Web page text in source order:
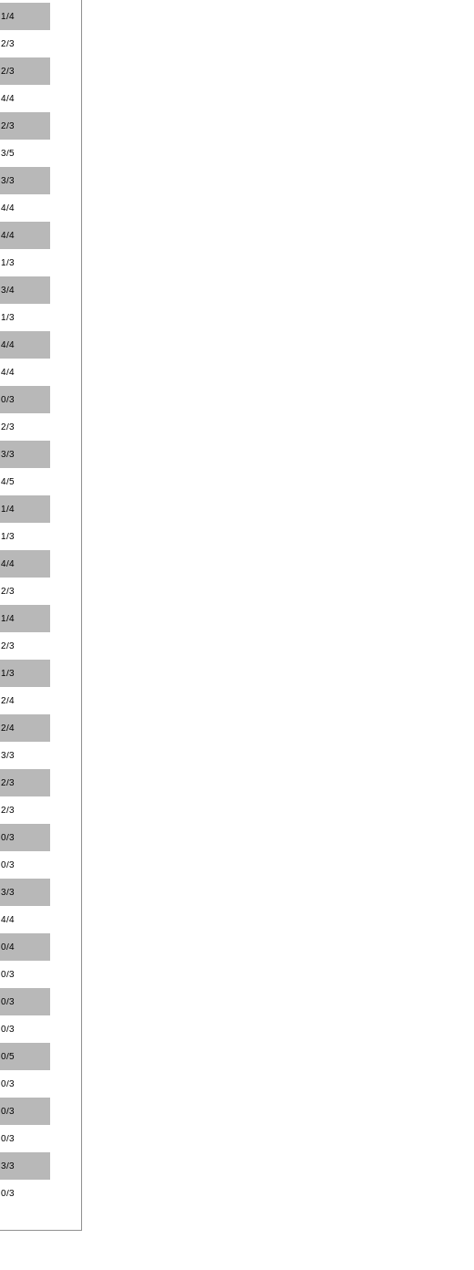
1/4
2/3
2/3
4/4
2/3
3/5
3/3
4/4
4/4
1/3
3/4
1/3
4/4
4/4
0/3
2/3
3/3
4/5
1/4
1/3
4/4
2/3
1/4
2/3
1/3
2/4
2/4
3/3
2/3
2/3
0/3
0/3
3/3
4/4
0/4
0/3
0/3
0/3
0/5
0/3
0/3
0/3
3/3
0/3